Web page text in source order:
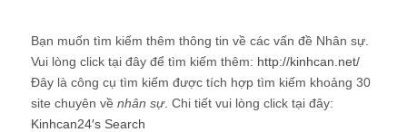
Bạn muốn tìm kiếm thêm thông tin về các vấn đề Nhân sự
Vui lòng click tại đây để tìm kiếm thêm: http://kinhcan.net/
Đây là công cụ tìm kiếm được tích hợp tìm kiếm khoảng 30
site chuyên về nhân sự. Chi tiết vui lòng click tại đây:
Kinhcan24′s Search